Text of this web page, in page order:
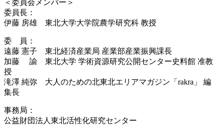
＜委員会メンバー＞
委員長：
伊藤 房雄 東北大学大学院農学研究科 教授
委 員：
遠藤 憲子 東北経済産業局 産業部産業振興課長
加藤 諭 東北大学 学術資源研究公開センター史料館 准教
授
滝澤 純弥 大人のための北東北エリアマガジン「rakra」 編
集長
事務局：
公益財団法人東北活性化研究センター